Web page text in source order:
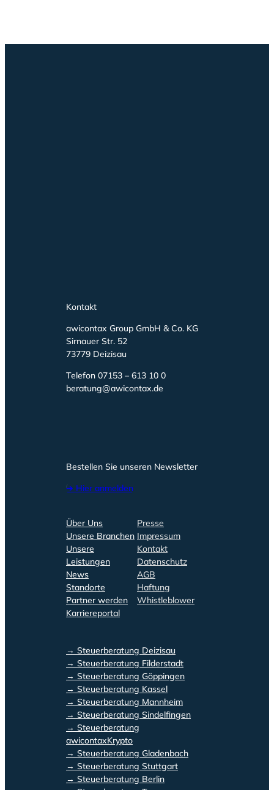
Kontakt
awicontax Group GmbH & Co. KG
Sirnauer Str. 52
73779 Deizisau
Telefon 07153 – 613 10 0
beratung@awicontax.de
Bestellen Sie unseren Newsletter
➔ Hier anmelden
Über Uns
Unsere Branchen
Unsere
Leistungen
News
Standorte
Partner werden
Karriereportal
Presse
Impressum
Kontakt
Datenschutz
AGB
Haftung
Whistleblower
→ Steuerberatung Deizisau
→ Steuerberatung Filderstadt
→ Steuerberatung Göppingen
→ Steuerberatung Kassel
→ Steuerberatung Mannheim
→ Steuerberatung Sindelfingen
→ Steuerberatung
awicontaxKrypto
→ Steuerberatung Gladenbach
→ Steuerberatung Stuttgart
→ Steuerberatung Berlin